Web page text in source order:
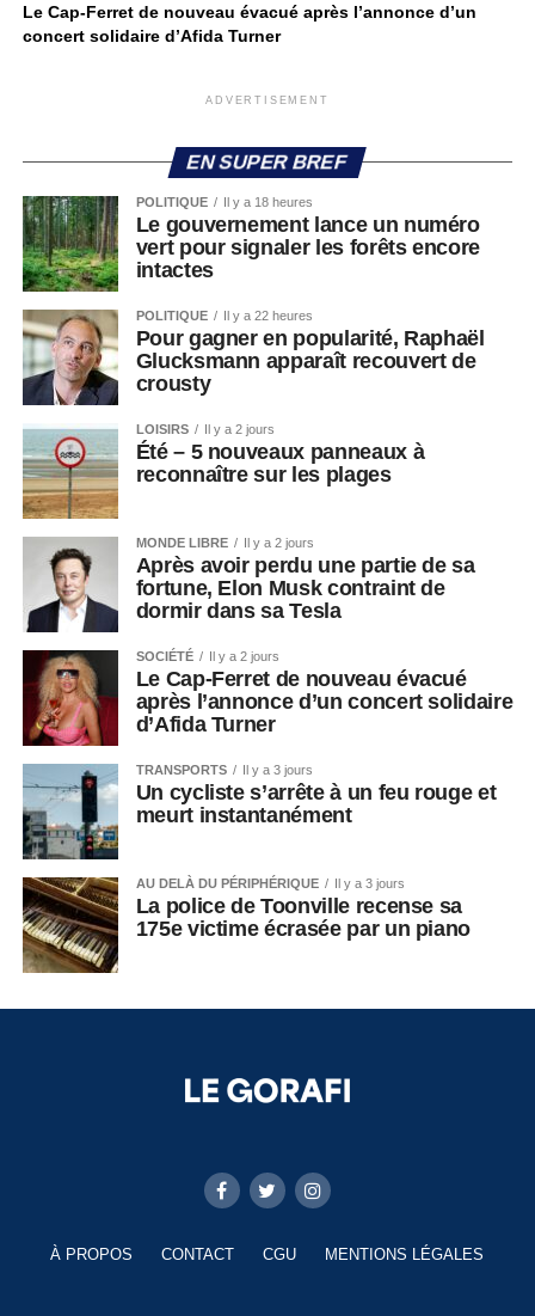
Le Cap-Ferret de nouveau évacué après l’annonce d’un
concert solidaire d’Afida Turner
ADVERTISEMENT
EN SUPER BREF
POLITIQUE Il y a 18 heures
Le gouvernement lance un numéro
vert pour signaler les forêts encore
intactes
POLITIQUE Il y a 22 heures
Pour gagner en popularité, Raphaël
Glucksmann apparaît recouvert de
crousty
LOISIRS Il y a 2 jours
Été – 5 nouveaux panneaux à
reconnaître sur les plages
MONDE LIBRE Il y a 2 jours
Après avoir perdu une partie de sa
fortune, Elon Musk contraint de
dormir dans sa Tesla
SOCIÉTÉ Il y a 2 jours
Le Cap-Ferret de nouveau évacué
après l’annonce d’un concert solidaire
d’Afida Turner
TRANSPORTS Il y a 3 jours
Un cycliste s’arrête à un feu rouge et
meurt instantanément
AU DELÀ DU PÉRIPHÉRIQUE Il y a 3 jours
La police de Toonville recense sa
175e victime écrasée par un piano
À PROPOS CONTACT CGU MENTIONS LÉGALES